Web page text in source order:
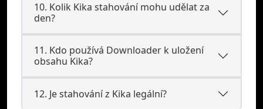
10. Kolik Kika stahování mohu udělat za
den?
11. Kdo používá Downloader k uložení
obsahu Kika?
12. Je stahování z Kika legální?